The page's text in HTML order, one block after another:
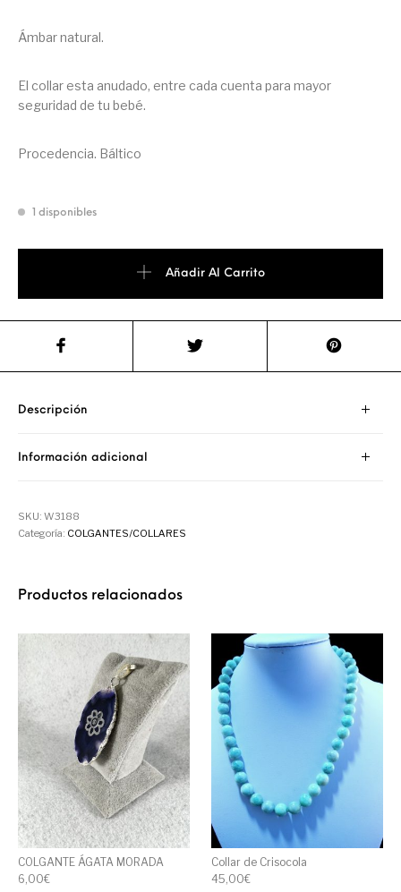
Ámbar natural.
El collar esta anudado, entre cada cuenta para mayor
seguridad de tu bebé.
Procedencia. Báltico
1 disponibles
Añadir Al Carrito
Descripción
Información adicional
SKU:W3188
Categoría: COLGANTES/COLLARES
Productos relacionados
COLGANTE ÁGATA MORADA
6,00€
Collar de Crisocola
45,00€